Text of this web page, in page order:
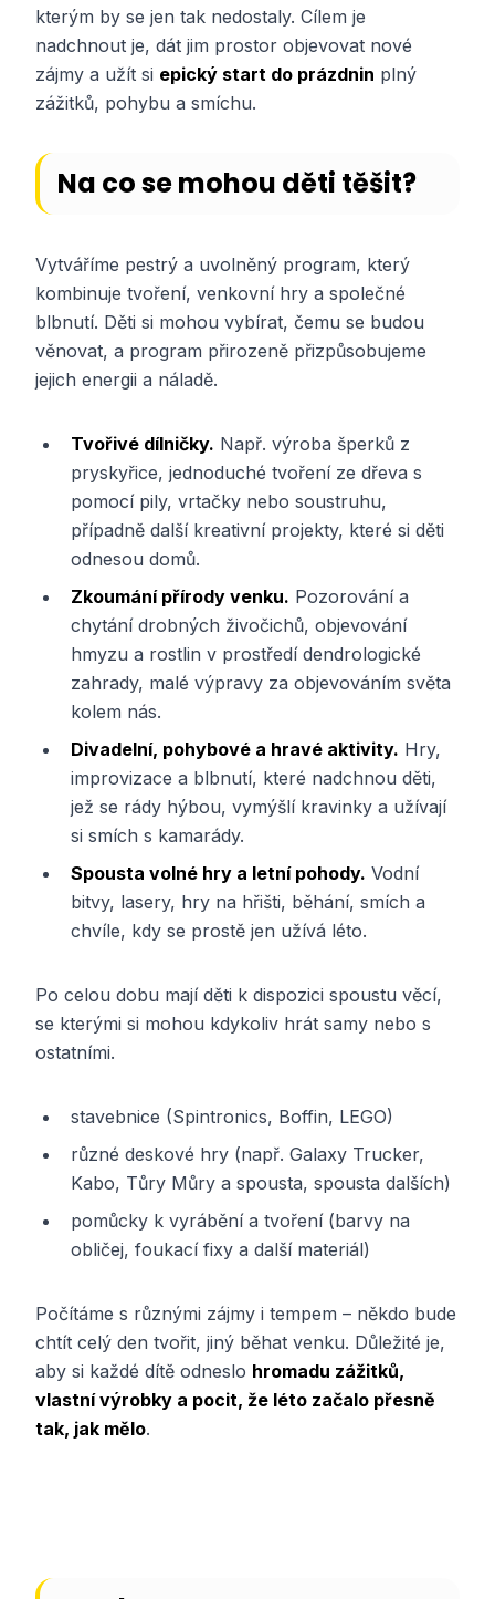
kterým by se jen tak nedostaly. Cílem je
nadchnout je, dát jim prostor objevovat nové
zájmy a užít si epický start do prázdnin plný
zážitků, pohybu a smíchu.
Na co se mohou děti těšit?
Vytváříme pestrý a uvolněný program, který
kombinuje tvoření, venkovní hry a společné
blbnutí. Děti si mohou vybírat, čemu se budou
věnovat, a program přirozeně přizpůsobujeme
jejich energii a náladě.
Tvořivé dílničky. Např. výroba šperků z
pryskyřice, jednoduché tvoření ze dřeva s
pomocí pily, vrtačky nebo soustruhu,
případně další kreativní projekty, které si děti
odnesou domů.
Zkoumání přírody venku. Pozorování a
chytání drobných živočichů, objevování
hmyzu a rostlin v prostředí dendrologické
zahrady, malé výpravy za objevováním světa
kolem nás.
Divadelní, pohybové a hravé aktivity. Hry,
improvizace a blbnutí, které nadchnou děti,
jež se rády hýbou, vymýšlí kravinky a užívají
si smích s kamarády.
Spousta volné hry a letní pohody. Vodní
bitvy, lasery, hry na hřišti, běhání, smích a
chvíle, kdy se prostě jen užívá léto.
Po celou dobu mají děti k dispozici spoustu věcí,
se kterými si mohou kdykoliv hrát samy nebo s
ostatními.
stavebnice (Spintronics, Boffin, LEGO)
různé deskové hry (např. Galaxy Trucker,
Kabo, Tůry Můry a spousta, spousta dalších)
pomůcky k vyrábění a tvoření (barvy na
obličej, foukací fixy a další materiál)
Počítáme s různými zájmy i tempem – někdo bude
chtít celý den tvořit, jiný běhat venku. Důležité je,
aby si každé dítě odneslo hromadu zážitků,
vlastní výrobky a pocit, že léto začalo přesně
tak, jak mělo.